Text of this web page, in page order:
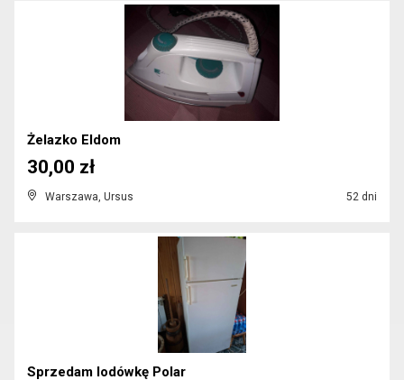
Żelazko Eldom
Warszawa, Ursus 52 dni
30,00 zł
Sprzedam lodówkę Polar